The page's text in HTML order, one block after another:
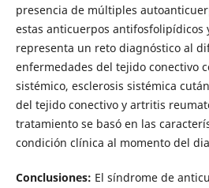
presencia de múltiples
estas anticuerpos antifosfolipídicos
representa un reto diagnóstico al
enfermedades del tejido conectivo
sistémico, esclerosis sistémica
del tejido conectivo y artritis
tratamiento se basó en las
condición clínica al momento del
Conclusiones: El síndrome de